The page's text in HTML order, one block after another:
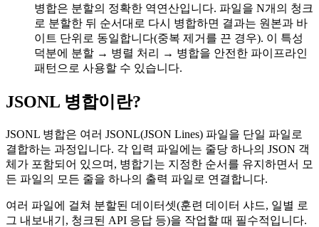
병합은 분할의 정확한 역연산입니다. 파일을 N개의 청크
로 분할한 뒤 순서대로 다시 병합하면 결과는 원본과 바
이트 단위로 동일합니다(중복 제거를 끈 경우). 이 특성
덕분에 분할 → 병렬 처리 → 병합을 안전한 파이프라인
패턴으로 사용할 수 있습니다.
JSONL 병합이란?
JSONL 병합은 여러 JSONL(JSON Lines) 파일을 단일 파일로
결합하는 과정입니다. 각 입력 파일에는 줄당 하나의 JSON 객
체가 포함되어 있으며, 병합기는 지정한 순서를 유지하면서 모
든 파일의 모든 줄을 하나의 출력 파일로 연결합니다.
여러 파일에 걸쳐 분할된 데이터셋(훈련 데이터 샤드, 일별 로
그 내보내기, 청크된 API 응답 등)을 작업할 때 필수적입니다.